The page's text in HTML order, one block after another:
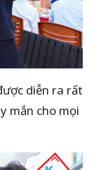
diễn ra rất
mắn cho mọi